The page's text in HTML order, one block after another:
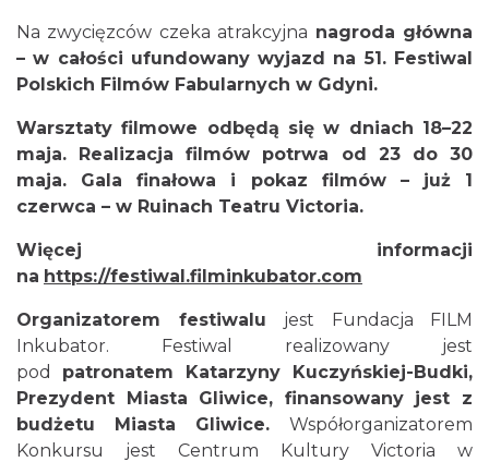
Fajer Festiwal 2026
Chorzów
2026-08-28
19.27 km
Dzień Kartofla w chorzowskim skansenie
2026-09-20
19.32 km
Na zwycięzców czeka atrakcyjna nagroda główna
– w całości ufundowany wyjazd na 51. Festiwal
Polskich Filmów Fabularnych w Gdyni.
Warsztaty filmowe odbędą się w dniach 18–22
maja. Realizacja filmów potrwa od 23 do 30
maja. Gala finałowa i pokaz filmów – już 1
czerwca – w Ruinach Teatru Victoria.
Więcej informacji
na https://festiwal.filminkubator.com
Organizatorem festiwalu jest Fundacja FILM
Inkubator. Festiwal realizowany jest
pod patronatem Katarzyny Kuczyńskiej-Budki,
Prezydent Miasta Gliwice, finansowany jest z
budżetu Miasta Gliwice. Współorganizatorem
Konkursu jest Centrum Kultury Victoria w